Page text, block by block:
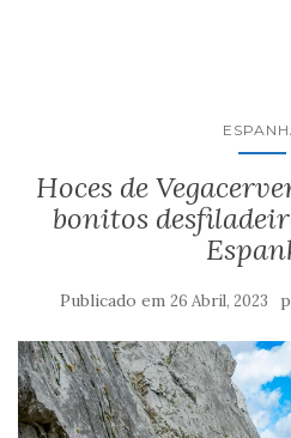
Hoces de
bonitos
Publicado em 26 Abril, 2023